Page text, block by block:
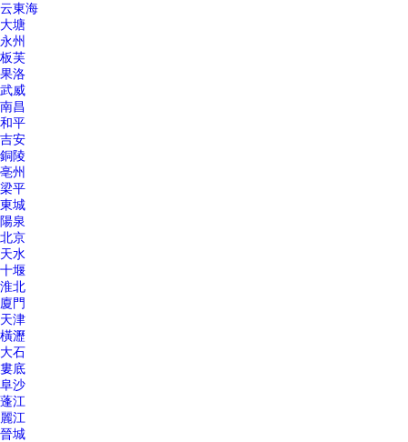
云東海
大塘
永州
板芙
果洛
武威
南昌
和平
吉安
銅陵
亳州
梁平
東城
陽泉
北京
天水
十堰
淮北
廈門
天津
橫瀝
大石
婁底
阜沙
蓬江
麗江
晉城